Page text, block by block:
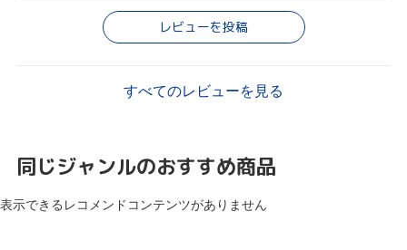
レビューを投稿
すべてのレビューを見る
同じジャンルのおすすめ商品
表示できるレコメンドコンテンツがありません